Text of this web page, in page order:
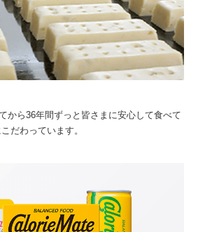
から36年間ずっと皆さまに安心して食べて
だわっています。